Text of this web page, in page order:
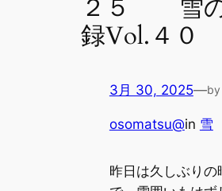
２５ 雪
録Vol.４０
3月 30, 2025—by
osomatsu@in 雪
昨日は久しぶりの